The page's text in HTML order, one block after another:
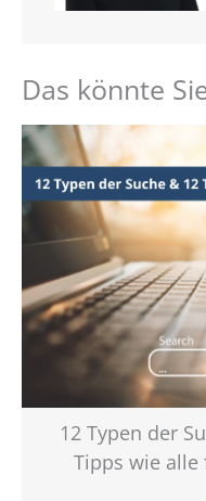
Das könnte
12 Typen der
Tipps wie alle